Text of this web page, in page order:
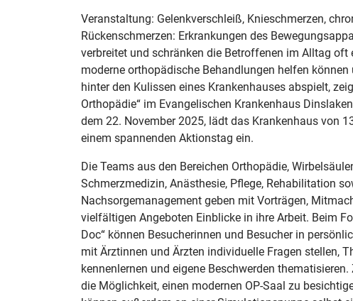
Veranstaltung: Gelenkverschleiß, Knieschmerzen,
Rückenschmerzen: Erkrankungen des
verbreitet und schränken die Betroffenen im Alltag oft
moderne orthopädische Behandlungen helfen können
hinter den Kulissen eines Krankenhauses abspielt,
Orthopädie“ im Evangelischen Krankenhaus
dem 22. November 2025, lädt das Krankenhaus von
einem spannenden Aktionstag ein.
Die Teams aus den Bereichen Orthopädie,
Schmerzmedizin, Anästhesie, Pflege, Rehabilitation
Nachsorgemanagement geben mit Vorträgen,
vielfältigen Angeboten Einblicke in ihre Arbeit. Beim
Doc“ können Besucherinnen und Besucher in
mit Ärztinnen und Ärzten individuelle Fragen stellen,
kennenlernen und eigene Beschwerden
die Möglichkeit, einen modernen OP-Saal zu